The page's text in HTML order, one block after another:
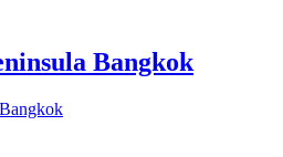
Bangkok